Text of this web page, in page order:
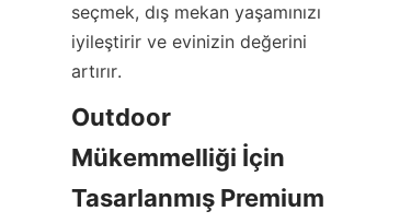
seçmek, dış mekan yaşamınızı
iyileştirir ve evinizin değerini
artırır.
Outdoor
Mükemmelliği İçin
Tasarlanmış Premium